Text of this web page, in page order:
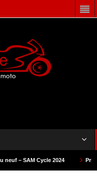
2024 Prix du neuf – AS